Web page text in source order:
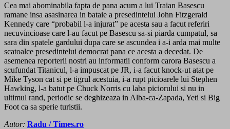
Cea mai abominabila fapta de pana acum a lui Traian Basescu
ramane insa asasinarea in bataie a presedintelui John Fitzgerald
Kennedy care “probabil l-a injurat” pe acesta sau a facut referiri
necuvincioase care l-au facut pe Basescu sa-si piarda cumpatul, sa
sara din spatele gardului dupa care se ascundea i a-i arda mai multe
scatoalce presedintelui democrat pana ce acesta a decedat. De
asemenea reporterii nostri au informatii conform carora Basescu a
scufundat Titanicul, l-a impuscat pe JR, i-a facut knock-ut atat pe
Mike Tyson cat si pe tigrul acestuia, i-a rupt picioarele lui Stephen
Hawking, l-a batut pe Chuck Norris cu laba piciorului si nu in
ultimul rand, periodic se deghizeaza in Alba-ca-Zapada, Yeti si Big
Foot ca sa sperie turistii.
Autor: Radu / Times.ro